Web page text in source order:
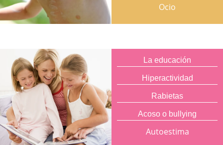
Ocio
La educación
Hiperactividad
Rabietas
Acoso o bullying
Autoestima